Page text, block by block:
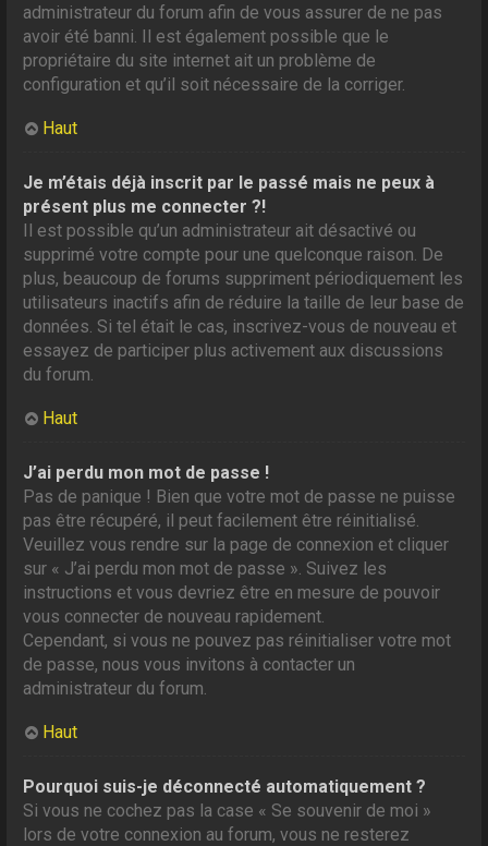
administrateur du forum afin de vous assurer de ne pas
avoir été banni. Il est également possible que le
propriétaire du site internet ait un problème de
configuration et qu’il soit nécessaire de la corriger.
Haut
Je m’étais déjà inscrit par le passé mais ne peux à
présent plus me connecter ?!
Il est possible qu’un administrateur ait désactivé ou
supprimé votre compte pour une quelconque raison. De
plus, beaucoup de forums suppriment périodiquement les
utilisateurs inactifs afin de réduire la taille de leur base de
données. Si tel était le cas, inscrivez-vous de nouveau et
essayez de participer plus activement aux discussions
du forum.
Haut
J’ai perdu mon mot de passe !
Pas de panique ! Bien que votre mot de passe ne puisse
pas être récupéré, il peut facilement être réinitialisé.
Veuillez vous rendre sur la page de connexion et cliquer
sur « J’ai perdu mon mot de passe ». Suivez les
instructions et vous devriez être en mesure de pouvoir
vous connecter de nouveau rapidement.
Cependant, si vous ne pouvez pas réinitialiser votre mot
de passe, nous vous invitons à contacter un
administrateur du forum.
Haut
Pourquoi suis-je déconnecté automatiquement ?
Si vous ne cochez pas la case « Se souvenir de moi »
lors de votre connexion au forum, vous ne resterez